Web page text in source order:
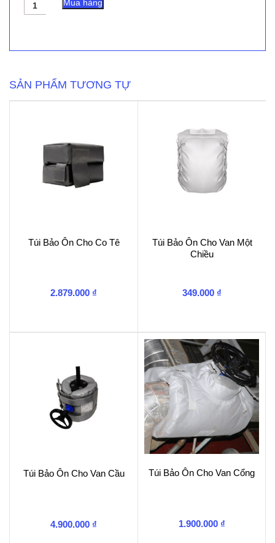
Bảo
01)
số
Mua hàng
SẢN PHẨM TƯƠNG TỰ
Túi Bảo Ôn Cho Co Tê
2.879.000 ₫
Túi Bảo Ôn Cho Van Một
Chiều
349.000 ₫
Túi Bảo Ôn Cho Van Cầu
4.900.000 ₫
Túi Bảo Ôn Cho Van Cổng
1.900.000 ₫